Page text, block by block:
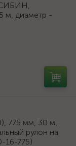
СИБИН,
м, диаметр -
775 мм, 30 м,
рулон на
16-775)